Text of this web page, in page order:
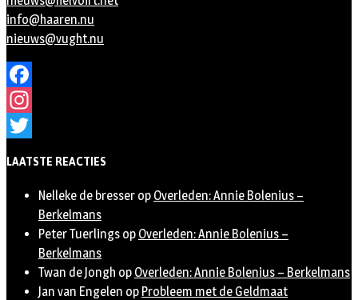
info@haaren.nu
nieuws@vught.nu
Facebook
Instagram
LAATSTE REACTIES
Nelleke de bresser op Overleden: Annie Bolenius –
Berkelmans
Peter Tuerlings op Overleden: Annie Bolenius –
Berkelmans
Twan de Jongh op Overleden: Annie Bolenius – Berkelmans
Jan van Engelen op Probleem met de Geldmaat